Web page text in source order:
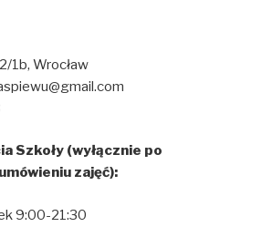
1b, Wrocław
Szkoły (wyłącznie po
zajęć):
9:00-21:30